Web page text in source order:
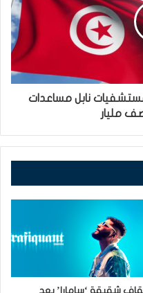
نابل مساعدات
مليار
شقيقة ‘سامارا’ بعد